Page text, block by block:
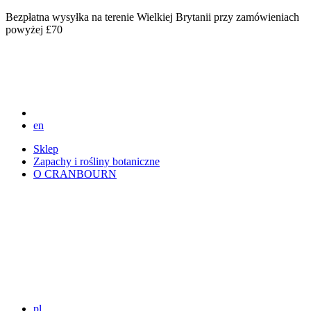
Bezpłatna wysyłka na terenie Wielkiej Brytanii przy zamówieniach
powyżej £70
en
Sklep
Zapachy i rośliny botaniczne
O CRANBOURN
pl